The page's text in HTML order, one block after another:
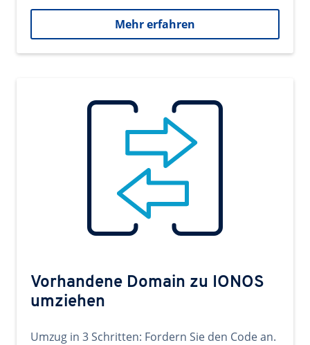
Mehr erfahren
Vorhandene Domain zu IONOS
umziehen
Umzug in 3 Schritten: Fordern Sie den Code an.